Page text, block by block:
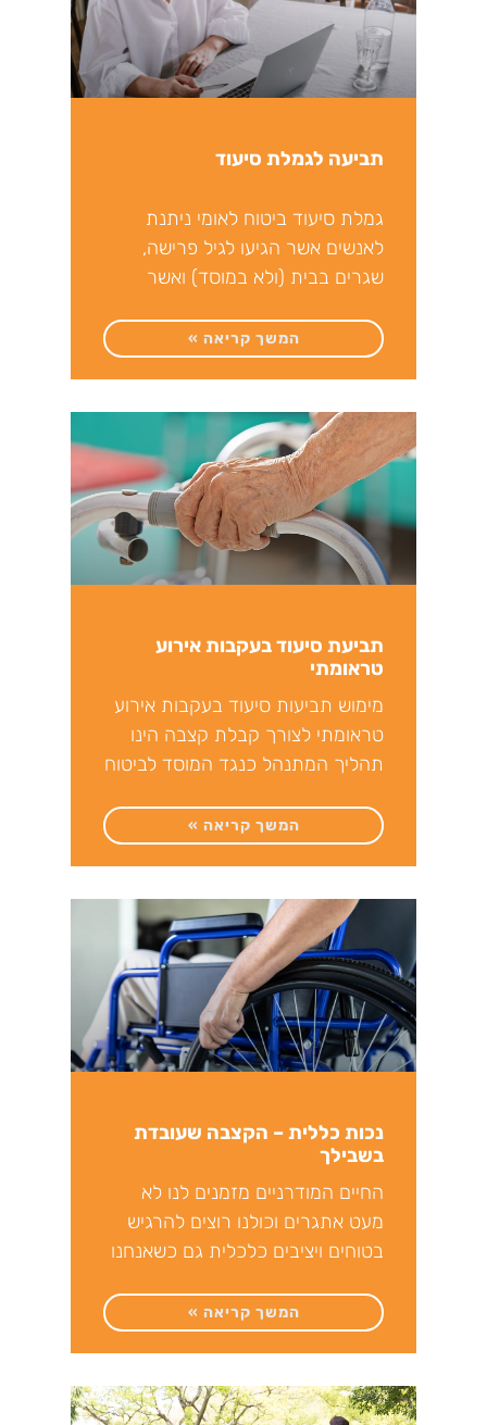
תביעה לגמלת סיעוד
גמלת סיעוד ביטוח לאומי ניתנת
לאנשים אשר הגיעו לגיל פרישה,
שגרים בבית (ולא במוסד) ואשר
המשך קריאה »
תביעת סיעוד בעקבות אירוע
טראומתי
מימוש תביעות סיעוד בעקבות אירוע
טראומתי לצורך קבלת קצבה הינו
תהליך המתנהל כנגד המוסד לביטוח
המשך קריאה »
נכות כללית – הקצבה שעובדת
בשבילך
החיים המודרניים מזמנים לנו לא
מעט אתגרים וכולנו רוצים להרגיש
בטוחים ויציבים כלכלית גם כשאנחנו
המשך קריאה »